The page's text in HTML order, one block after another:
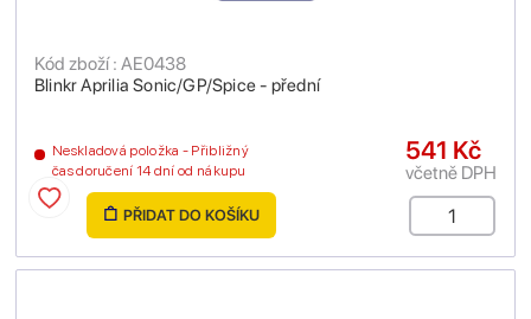
Blinkr Aprilia Sonic/GP/Spice - přední
Kód zboží : AE0438
Neskladová položka - Přibližný
čas doručení 14 dní od nákupu
541 Kč
včetně DPH
PŘIDAT DO KOŠÍKU